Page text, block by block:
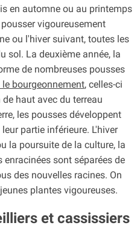
en automne ou au printemps
vigoureusement
ou l'hiver suivant, toutes les
sol. La deuxième année, la
de nombreuses pousses
le bourgeonnement, celles-ci
haut avec du terreau
les pousses développent
partie inférieure. L'hiver
la poursuite de la culture, la
enracinées sont séparées de
des nouvelles racines. On
plantes vigoureuses.
et cassissiers